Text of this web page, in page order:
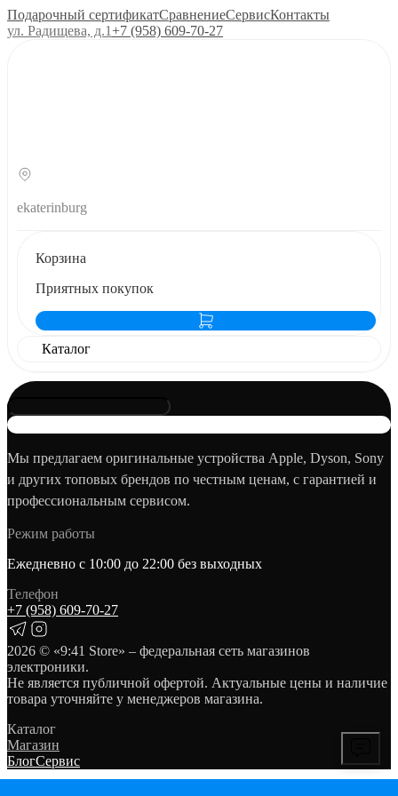
Подарочный сертификатСравнениеСервисКонтакты
ул. Радищева, д.1+7 (958) 609‑70‑27
ekaterinburg
Корзина
Приятных покупок
Каталог
Мы предлагаем оригинальные устройства Apple, Dyson, Sony
и других топовых брендов по честным ценам, с гарантией и
профессиональным сервисом.
Режим работы
Ежедневно с 10:00 до 22:00 без выходных
Телефон
+7 (958) 609‑70‑27
2026 © «9:41 Store» – федеральная сеть магазинов
электроники.
Не является публичной офертой. Актуальные цены и наличие
товара уточняйте у менеджеров магазина.
Каталог
Магазин
БлогСервис